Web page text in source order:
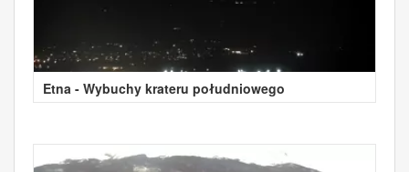
Etna - Wybuchy krateru południowego